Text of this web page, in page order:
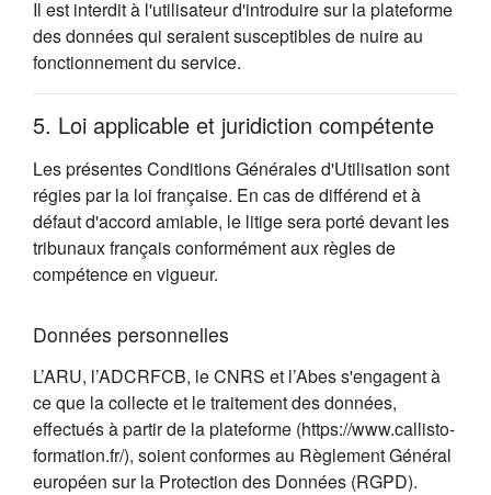
Il est interdit à l'utilisateur d'introduire sur la plateforme
des données qui seraient susceptibles de nuire au
fonctionnement du service.
5. Loi applicable et juridiction compétente
Les présentes Conditions Générales d'Utilisation sont
régies par la loi française. En cas de différend et à
défaut d'accord amiable, le litige sera porté devant les
tribunaux français conformément aux règles de
compétence en vigueur.
Données personnelles
L’ARU, l’ADCRFCB, le CNRS et l’Abes s'engagent à
ce que la collecte et le traitement des données,
effectués à partir de la plateforme (https://www.callisto-
formation.fr/), soient conformes au Règlement Général
européen sur la Protection des Données (RGPD).